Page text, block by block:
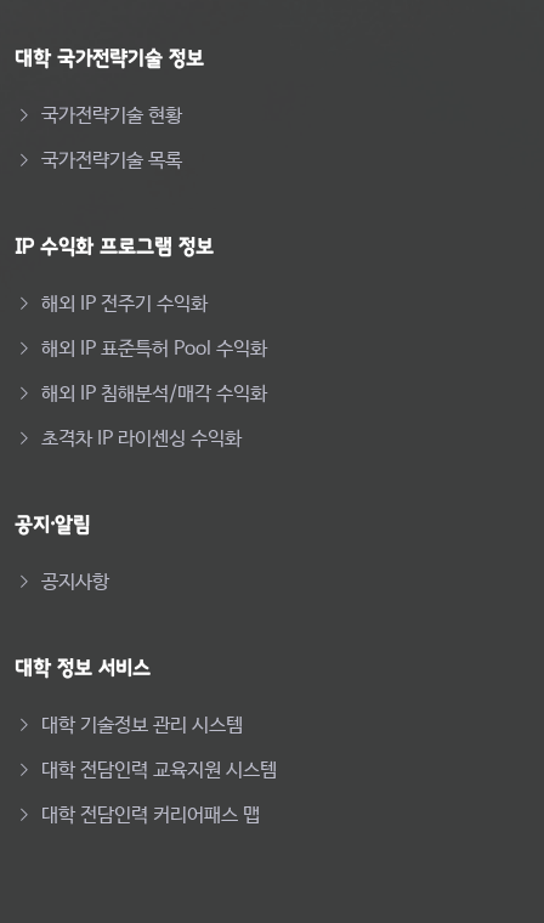
대학 국가전략기술 정보
국가전략기술 현황
국가전략기술 목록
IP 수익화 프로그램 정보
해외 IP 전주기 수익화
해외 IP 표준특허 Pool 수익화
해외 IP 침해분석/매각 수익화
초격차 IP 라이센싱 수익화
공지·알림
공지사항
대학 정보 서비스
대학 기술정보 관리 시스템
대학 전담인력 교육지원 시스템
대학 전담인력 커리어패스 맵